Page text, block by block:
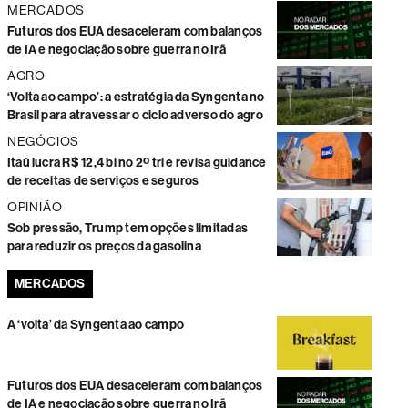
MERCADOS
Futuros dos EUA desaceleram com balanços
de IA e negociação sobre guerra no Irã
AGRO
‘Volta ao campo’: a estratégia da Syngenta no
Brasil para atravessar o ciclo adverso do agro
NEGÓCIOS
Itaú lucra R$ 12,4 bi no 2º tri e revisa guidance
de receitas de serviços e seguros
OPINIÃO
Sob pressão, Trump tem opções limitadas
para reduzir os preços da gasolina
MERCADOS
A ‘volta’ da Syngenta ao campo
Futuros dos EUA desaceleram com balanços
de IA e negociação sobre guerra no Irã